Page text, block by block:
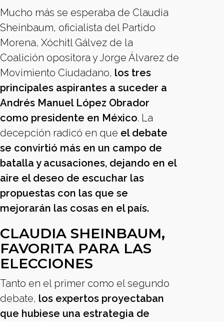
Mucho más se esperaba de Claudia
Sheinbaum, oficialista del Partido
Morena, Xóchitl Gálvez de la
Coalición opositora y Jorge Álvarez de
Movimiento Ciudadano, los tres
principales aspirantes a suceder a
Andrés Manuel López Obrador
como presidente en México. La
decepción radicó en que el debate
se convirtió más en un campo de
batalla y acusaciones, dejando en el
aire el deseo de escuchar las
propuestas con las que se
mejorarán las cosas en el país.
CLAUDIA SHEINBAUM,
FAVORITA PARA LAS
ELECCIONES
Tanto en el primer como el segundo
debate, los expertos proyectaban
que hubiese una estrategia de